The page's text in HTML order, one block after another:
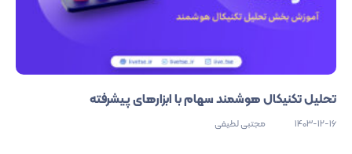
تحلیل تکنیکال هوشمند سهام با ابزارهای پیشرفته
1403-12-16 مجتبی لطیفی